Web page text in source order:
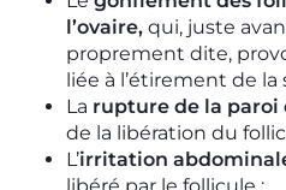
l’ovaire, qui, juste
proprement dite,
liée à l’étirement de la
La rupture de la paroi
de la libération du
L’irritation